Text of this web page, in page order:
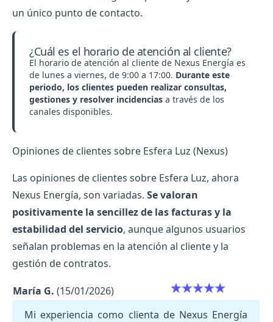
un único punto de contacto.
¿Cuál es el horario de atención al cliente?
El horario de atención al cliente de Nexus Energía es
de lunes a viernes, de 9:00 a 17:00. Durante este
periodo, los clientes pueden realizar consultas,
gestiones y resolver incidencias a través de los
canales disponibles.
Opiniones de clientes sobre Esfera Luz (Nexus)
Las opiniones de clientes sobre Esfera Luz, ahora
Nexus Energía, son variadas. Se valoran
positivamente la sencillez de las facturas y la
estabilidad del servicio, aunque algunos usuarios
señalan problemas en la atención al cliente y la
gestión de contratos.
María G. (15/01/2026)
Mi experiencia como clienta de Nexus Energía